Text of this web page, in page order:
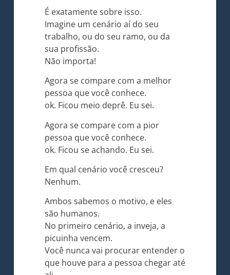
É exatamente sobre isso.
Imagine um cenário aí do seu
trabalho, ou do seu ramo, ou da
sua profissão.
Não importa!
Agora se compare com a melhor
pessoa que você conhece.
ok. Ficou meio deprê. Eu sei.
Agora se compare com a pior
pessoa que você conhece.
ok. Ficou se achando. Eu sei.
Em qual cenário você cresceu?
Nenhum.
Ambos sabemos o motivo, e eles
são humanos.
No primeiro cenário, a inveja, a
picuinha vencem.
Você nunca vai procurar entender o
que houve para a pessoa chegar até